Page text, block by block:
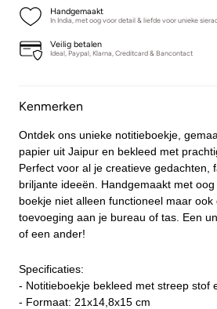
Handgemaakt
In India, met oog voor detail & liefde voor unieke
Veilig betalen
Ideal, Paypal, Klarna, Creditcard & Bancontact
Kenmerken
Ontdek ons unieke notitieboekje,
papier uit Jaipur en bekleed met
Perfect voor al je creatieve gedachten,
briljante ideeën. Handgemaakt met
boekje niet alleen functioneel maar ook
toevoeging aan je bureau of tas. Een
of een ander!
Specificaties:
- Notitieboekje bekleed met streep stof
- Formaat: 21x14,8x15 cm